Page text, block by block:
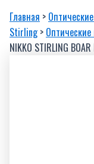
Главная >
Stirling> Оптические
NIKKO STIRLING